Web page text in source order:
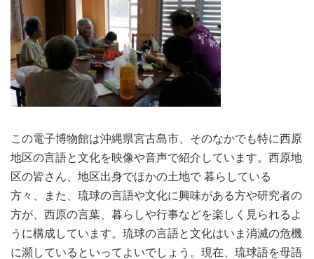
この電子博物館は沖縄県宮古島市、そのなかでも特に西原
地区の言語と文化を映像や音声で紹介しています。西原地
区の皆さん、地区出身でほかの土地で 暮らしている
方々、また、琉球の言語や文化に興味がある方や研究者の
方が、西原の言葉、暮らしや行事などを楽しく見られるよ
うに構成しています。琉球の言語と文化はいま消滅の危機
に瀕しているといってよいでしょう。現在、琉球語を母語